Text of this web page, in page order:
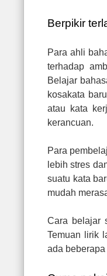
Berpikir
Para ahli
terhadap
Belajar
kosakata
atau kata
kerancuan.
Para
lebih stres
suatu kata
mudah
Cara belajar
Temuan lirik
ada